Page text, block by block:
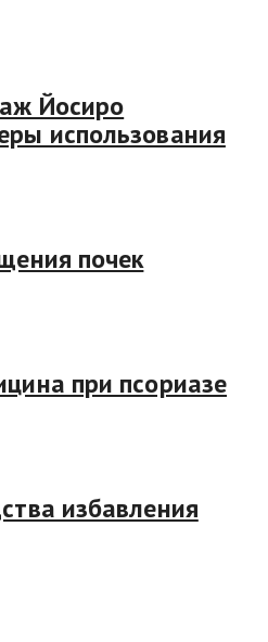
Йосиро
использования
почек
при псориазе
избавления